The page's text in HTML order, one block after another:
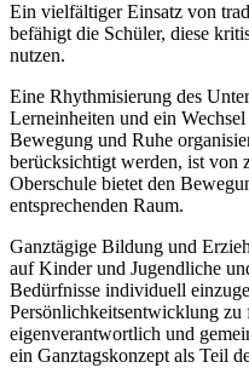
Ein vielfältiger Einsatz von
befähigt die Schüler, diese
nutzen.
Eine Rhythmisierung des
Lerneinheiten und ein
Bewegung und Ruhe
berücksichtigt werden, ist von
Oberschule bietet den
entsprechenden Raum.
Ganztägige Bildung und
auf Kinder und Jugendliche
Bedürfnisse individuell
Persönlichkeitsentwicklung
eigenverantwortlich und
ein Ganztagskonzept als Teil